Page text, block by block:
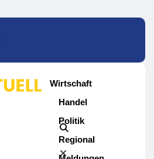
Wirtschaft
Handel
Politik
Regional